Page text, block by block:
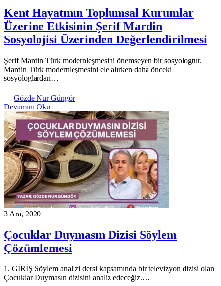
Kent Hayatının Toplumsal Kurumlar
Üzerine Etkisinin Şerif Mardin
Sosyolojisi Üzerinden Değerlendirilmesi
Şerif Mardin Türk modernleşmesini önemseyen bir sosyologtur.
Mardin Türk modernleşmesini ele alırken daha önceki
sosyologlardan…
Gözde Nur Güngör
Devamını Oku
3 Ara, 2020
Çocuklar Duymasın Dizisi Söylem
Çözümlemesi
1. GİRİŞ Söylem analizi dersi kapsamında bir televizyon dizisi olan
Çocuklar Duymasın dizisini analiz edeceğiz.…